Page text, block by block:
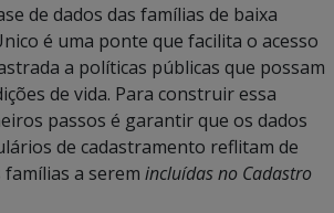
de dados das famílias de baixa
é uma ponte que facilita o acesso
a políticas públicas que possam
de vida. Para construir essa
passos é garantir que os dados
de cadastramento reflitam de
a serem incluídas no Cadastro